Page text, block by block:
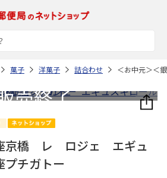
菓子 洋菓子 詰合わせ ＜お中元＞＜
京橋 レ ロジェ エギュ
プチガトー